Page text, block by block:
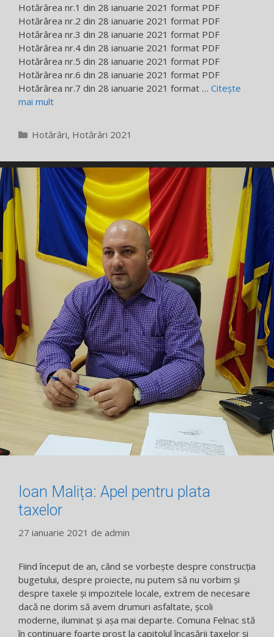
Hotărârea nr.1 din 28 ianuarie 2021 format PDF
Hotărârea nr.2 din 28 ianuarie 2021 format PDF
Hotărârea nr.3 din 28 ianuarie 2021 format PDF
Hotărârea nr.4 din 28 ianuarie 2021 format PDF
Hotărârea nr.5 din 28 ianuarie 2021 format PDF
Hotărârea nr.6 din 28 ianuarie 2021 format PDF
Hotărârea nr.7 din 28 ianuarie 2021 format … Citește
mai mult
Categorii
Hotărâri, Hotărâri 2021
Ioan Malița: Apel pentru plata
taxelor
27 ianuarie 2021 de admin
Fiind început de an, când se vorbește despre construcția
bugetului, despre proiecte, nu putem să nu vorbim și
despre taxele și impozitele locale, extrem de necesare
dacă ne dorim să avem drumuri asfaltate, școli
moderne, iluminat și așa mai departe. Comuna Felnac stă
în continuare foarte prost la capitolul încasării taxelor și